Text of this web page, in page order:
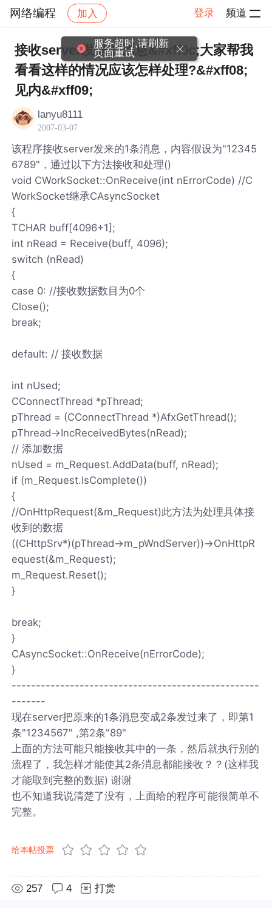
网络编程 加入 登录 频道
社区 网络编程 帖子详情
接收server发来的消息&#xff0c;大家帮我
看看这样的情况应该怎样处理?&#xff08;
见内&#xff09;
lanyu8111
2007-03-07
该程序接收server发来的1条消息，内容假设为"12345
6789"，通过以下方法接收和处理()
void CWorkSocket::OnReceive(int nErrorCode) //C
WorkSocket继承CAsyncSocket
{
TCHAR buff[4096+1];
int nRead = Receive(buff, 4096);
switch (nRead)
{
case 0: //接收数据数目为0个
Close();
break;
default: // 接收数据
int nUsed;
CConnectThread *pThread;
pThread = (CConnectThread *)AfxGetThread();
pThread->IncReceivedBytes(nRead);
// 添加数据
nUsed = m_Request.AddData(buff, nRead);
if (m_Request.IsComplete())
{
//OnHttpRequest(&m_Request)此方法为处理具体接
收到的数据
((CHttpSrv*)(pThread->m_pWndServer))->OnHttpR
equest(&m_Request);
m_Request.Reset();
}
break;
}
CAsyncSocket::OnReceive(nErrorCode);
}
---------------------------------------------------
-------
现在server把原来的1条消息变成2条发过来了，即第1
条"1234567" ,第2条"89"
上面的方法可能只能接收其中的一条，然后就执行别的
流程了，我怎样才能使其2条消息都能接收？？(这样我
才能取到完整的数据) 谢谢
也不知道我说清楚了没有，上面给的程序可能很简单不
完整。
给本帖投票
257 4 打赏
服务超时,请刷新
页面重试